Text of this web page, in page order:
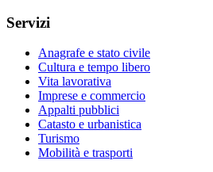
Servizi
Anagrafe e stato civile
Cultura e tempo libero
Vita lavorativa
Imprese e commercio
Appalti pubblici
Catasto e urbanistica
Turismo
Mobilità e trasporti